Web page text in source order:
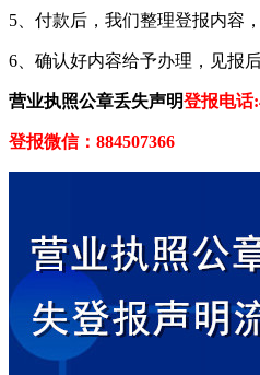
5、付款后，我们整理登报内容
6、确认好内容给予办理，见报
营业执照公章丢失声明登报电话
登报微信：884507366